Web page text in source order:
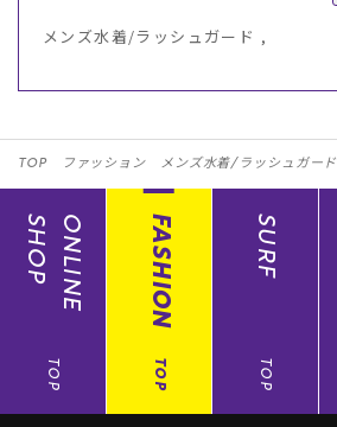
メンズ水着/ラッシュガード ,
TOP ファッション メンズ水着/ラッシュガード
ONLINE
SHOP
TOP
FASHION
TOP
SURF
TOP